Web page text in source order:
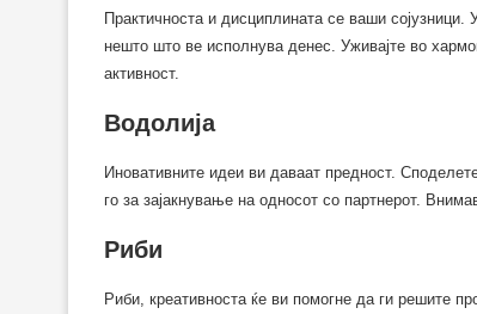
Практичноста и дисциплината се ваши
нешто што ве исполнува денес. Уживајте во
активност.
Водолија
Иновативните идеи ви даваат предност.
го за зајакнување на односот со партнерот.
Риби
Риби, креативноста ќе ви помогне да ги решите